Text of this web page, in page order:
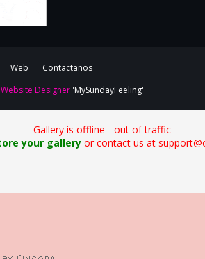
Web
Contactanos
Website Designer 'MySundayFeeling'
Gallery is offline - out of traffic
your galleryor contact us at